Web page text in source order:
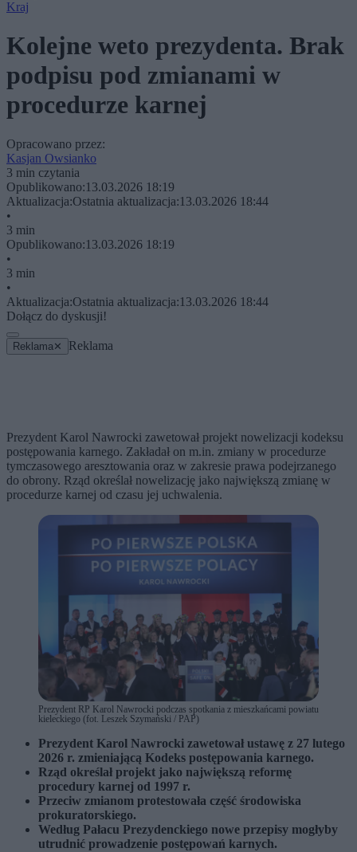
Kraj
Kolejne weto prezydenta. Brak
podpisu pod zmianami w
procedurze karnej
Opracowano przez:
Kasjan Owsianko
3 min czytania
Opublikowano:13.03.2026 18:19
Aktualizacja:Ostatnia aktualizacja:13.03.2026 18:44
•
3 min
Opublikowano:13.03.2026 18:19
•
3 min
•
Aktualizacja:Ostatnia aktualizacja:13.03.2026 18:44
Dołącz do dyskusji!
Reklama ✕ Reklama
Prezydent Karol Nawrocki zawetował projekt nowelizacji kodeksu
postępowania karnego. Zakładał on m.in. zmiany w procedurze
tymczasowego aresztowania oraz w zakresie prawa podejrzanego
do obrony. Rząd określał nowelizację jako największą zmianę w
procedurze karnej od czasu jej uchwalenia.
Prezydent RP Karol Nawrocki podczas spotkania z mieszkańcami powiatu
kieleckiego (fot. Leszek Szymański / PAP)
Prezydent Karol Nawrocki zawetował ustawę z 27 lutego
2026 r. zmieniającą Kodeks postępowania karnego.
Rząd określał projekt jako największą reformę
procedury karnej od 1997 r.
Przeciw zmianom protestowała część środowiska
prokuratorskiego.
Według Pałacu Prezydenckiego nowe przepisy mogłyby
utrudnić prowadzenie postępowań karnych.